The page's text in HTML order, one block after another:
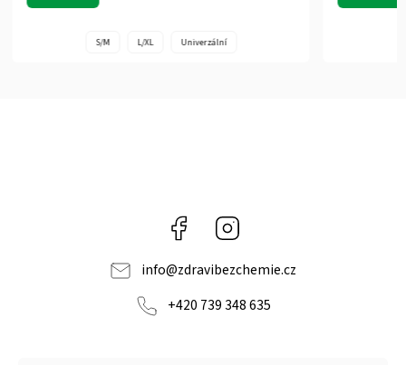
8 x 40 cm 8 x 50 cm
Facebook
info@zdravibezchemie.cz
+420 739 348 635